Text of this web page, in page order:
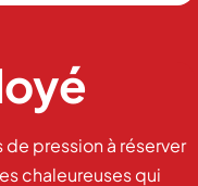
pression à réserver
chaleureuses qui